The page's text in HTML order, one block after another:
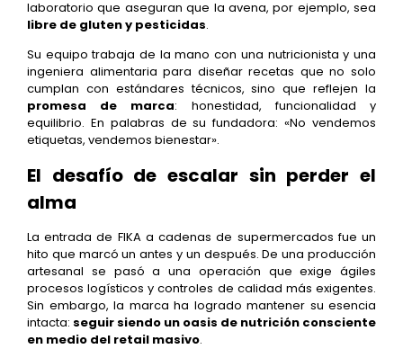
laboratorio que aseguran que la avena, por ejemplo, sea
libre de gluten y pesticidas.
Su equipo trabaja de la mano con una nutricionista y una
ingeniera alimentaria para diseñar recetas que no solo
cumplan con estándares técnicos, sino que reflejen la
promesa de marca: honestidad, funcionalidad y
equilibrio. En palabras de su fundadora: «No vendemos
etiquetas, vendemos bienestar».
El desafío de escalar sin perder el
alma
La entrada de FIKA a cadenas de supermercados fue un
hito que marcó un antes y un después. De una producción
artesanal se pasó a una operación que exige ágiles
procesos logísticos y controles de calidad más exigentes.
Sin embargo, la marca ha logrado mantener su esencia
intacta: seguir siendo un oasis de nutrición consciente
en medio del retail masivo.